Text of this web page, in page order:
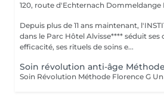
120, route d'Echternach Dommeldange
Depuis plus de 11 ans maintenant,
dans le Parc Hôtel Alvisse**** séduit ses
efficacité, ses rituels de soins e...
Soin révolution anti-âge